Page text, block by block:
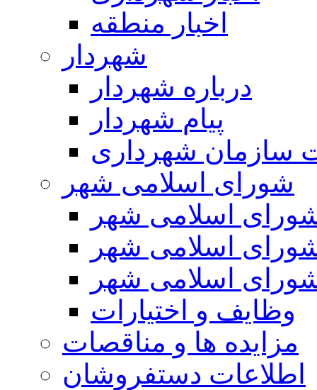
اخبار منطقه
شهردار
درباره شهردار
پیام شهردار
سازمان شهرداری
شورای اسلامی شهر
اسلامی شهر
اسلامی شهر
اسلامی شهر
وظایف و اختیارات
مزایده ها و مناقصات
اطلاعات دستفروشان